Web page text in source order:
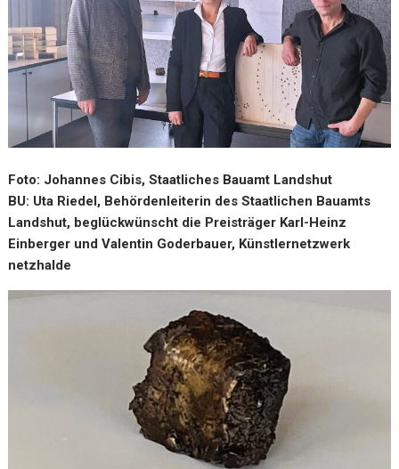
Foto: Johannes Cibis, Staatliches Bauamt Landshut
BU: Uta Riedel, Behördenleiterin des Staatlichen Bauamts
Landshut, beglückwünscht die Preisträger Karl-Heinz
Einberger und Valentin Goderbauer, Künstlernetzwerk
netzhalde